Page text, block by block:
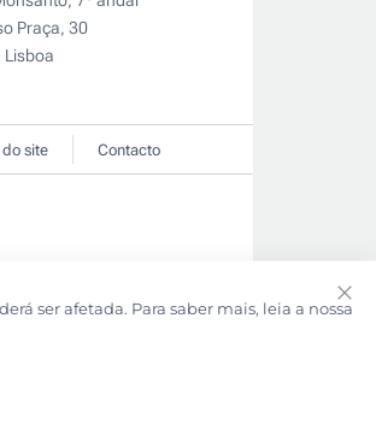
Praça, 30
Lisboa
site Contacto
ser afetada. Para saber mais, leia a nossa